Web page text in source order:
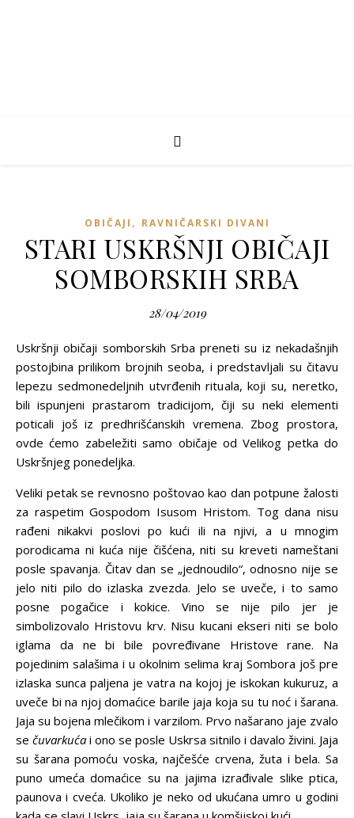
OBIČAJI , RAVNIČARSKI DIVANI
STARI USKRŠNJI OBIČAJI
SOMBORSKIH SRBA
28/04/2019
Uskršnji običaji somborskih Srba preneti su iz nekadašnjih
postojbina prilikom brojnih seoba, i predstavljali su čitavu
lepezu sedmonedeljnih utvrđenih rituala, koji su, neretko,
bili ispunjeni prastarom tradicijom, čiji su neki elementi
poticali još iz predhrišćanskih vremena. Zbog prostora,
ovde ćemo zabeležiti samo običaje od Velikog petka do
Uskršnjeg ponedeljka.
Veliki petak se revnosno poštovao kao dan potpune žalosti
za raspetim Gospodom Isusom Hristom. Tog dana nisu
rađeni nikakvi poslovi po kući ili na njivi, a u mnogim
porodicama ni kuća nije čišćena, niti su kreveti nameštani
posle spavanja. Čitav dan se „jednoudilo“, odnosno nije se
jelo niti pilo do izlaska zvezda. Jelo se uveče, i to samo
posne pogačice i kokice. Vino se nije pilo jer je
simbolizovalo Hristovu krv. Nisu kucani ekseri niti se bolo
iglama da ne bi bile povređivane Hristove rane. Na
pojedinim salašima i u okolnim selima kraj Sombora još pre
izlaska sunca paljena je vatra na kojoj je iskokan kukuruz, a
uveče bi na njoj domaćice barile jaja koja su tu noć i šarana.
Jaja su bojena mlečikom i varzilom. Prvo našarano jaje zvalo
se čuvarkuća i ono se posle Uskrsa sitnilo i davalo živini. Jaja
su šarana pomoću voska, najčešće crvena, žuta i bela. Sa
puno umeća domaćice su na jajima izrađivale slike ptica,
paunova i cveća. Ukoliko je neko od ukućana umro u godini